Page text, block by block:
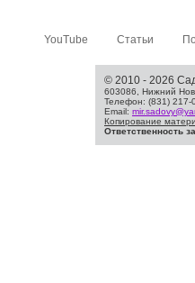
YouTube Статьи
© 2010 - 2026
603086, Нижний
Телефон: (831) 217-
Email:
Копирование
Ответственность